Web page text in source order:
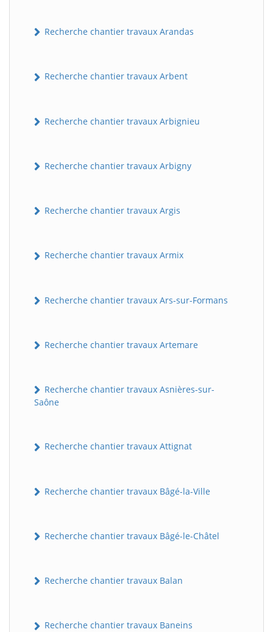
Recherche chantier travaux Arandas
Recherche chantier travaux Arbent
Recherche chantier travaux Arbignieu
Recherche chantier travaux Arbigny
Recherche chantier travaux Argis
Recherche chantier travaux Armix
Recherche chantier travaux Ars-sur-Formans
Recherche chantier travaux Artemare
Recherche chantier travaux Asnières-sur-
Saône
Recherche chantier travaux Attignat
Recherche chantier travaux Bâgé-la-Ville
Recherche chantier travaux Bâgé-le-Châtel
Recherche chantier travaux Balan
Recherche chantier travaux Baneins